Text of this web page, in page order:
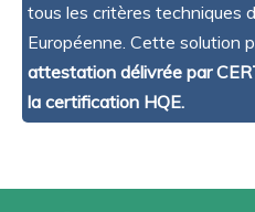
tous les critères techniques
Européenne. Cette solution
attestation délivrée par
la certification HQE.